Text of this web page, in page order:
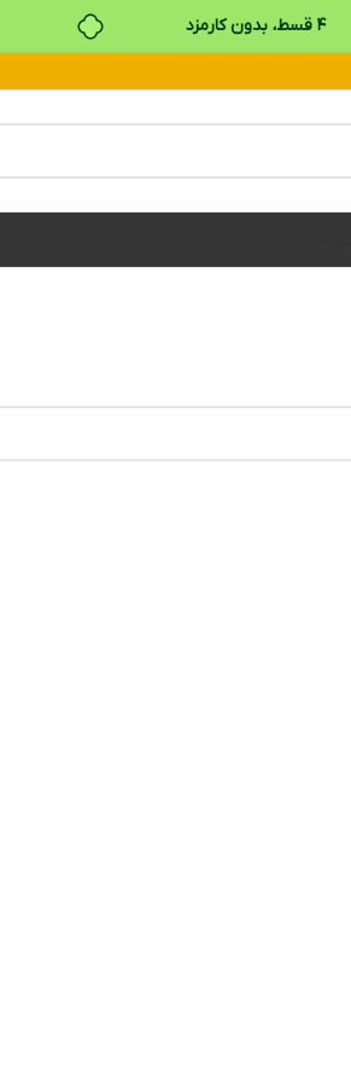
۴ قسط، بدون کارمزد
خرید قسطی با ترب‌پی